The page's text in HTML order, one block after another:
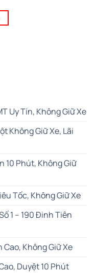
Uy Tín, Không Giữ Xe
Không Giữ Xe, Lãi
10 Phút, Không Giữ
Tốc, Không Giữ Xe
1 – 190 Đinh Tiên
Cao, Không Giữ Xe
Duyệt 10 Phút